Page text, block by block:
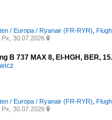
/ Europa / Ryanair (FR-RYR)
Px, 30.07.2026 
B 737 MAX 8, EI-HGH, BER,
/ Europa / Ryanair (FR-RYR)
Px, 30.07.2026 